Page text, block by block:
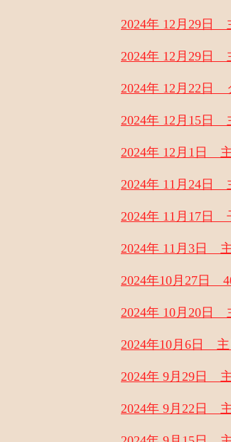
2024年 12月29日
2024年 12月29日
2024年 12月22日
2024年 12月15日
2024年 12月1日
2024年 11月24日
2024年 11月17日
2024年 11月3日
2024年10月27日
2024年 10月20日
2024年10月6日
2024年 9月29日
2024年 9月22日